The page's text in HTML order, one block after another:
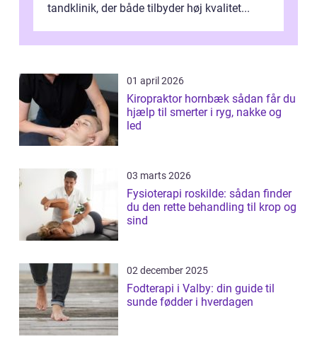
tandklinik, der både tilbyder høj kvalitet...
01 april 2026
Kiropraktor hornbæk sådan får du
hjælp til smerter i ryg, nakke og
led
03 marts 2026
Fysioterapi roskilde: sådan finder
du den rette behandling til krop og
sind
02 december 2025
Fodterapi i Valby: din guide til
sunde fødder i hverdagen